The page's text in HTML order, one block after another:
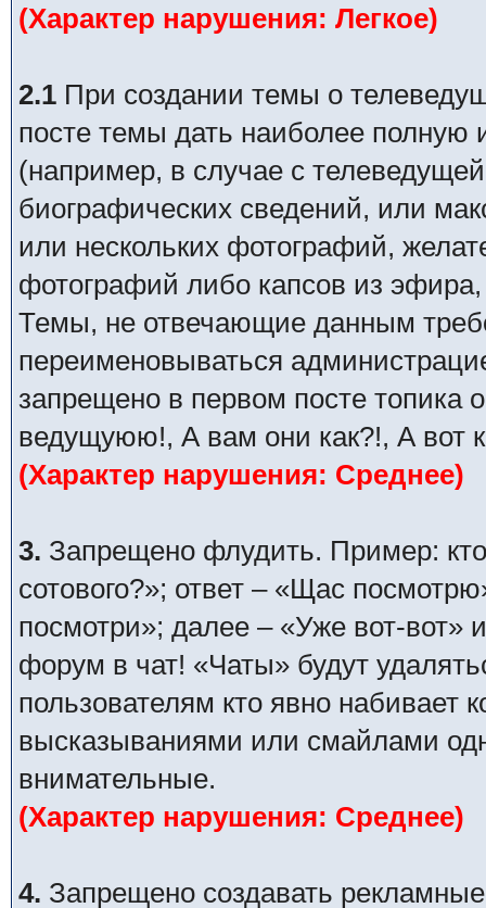
(Характер нарушения: Легкое)
2.1 При создании темы о
посте темы дать наиболее
(например, в случае с
биографических сведений, или
или нескольких фотографий,
фотографий либо капсов из
Темы, не отвечающие данным
переименовываться
запрещено в первом посте топика
ведущуюю!, А вам они как?!, А вот
(Характер нарушения: Среднее)
3. Запрещено флудить. Пример:
сотового?»; ответ – «Щас
посмотри»; далее – «Уже вот-вот»
форум в чат! «Чаты» будут
пользователям кто явно набивает
высказываниями или смайлами
внимательные.
(Характер нарушения: Среднее)
4. Запрещено создавать